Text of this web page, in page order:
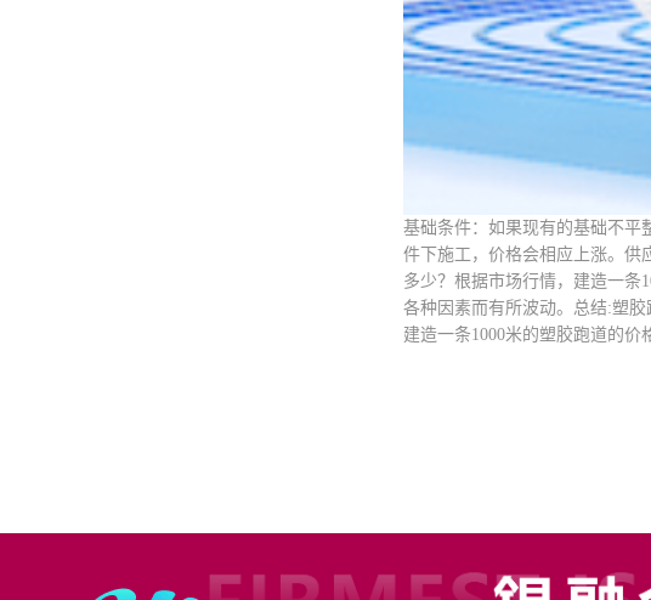
基础条件：如果现有的基础不平
件下施工，价格会相应上涨。供
多少？根据市场行情，建造一条
各种因素而有所波动。总结:塑
建造一条1000米的塑胶跑道的价